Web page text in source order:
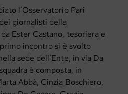
l’Osservatorio Pari
giornalisti della
Ester Castano, tesoriera e
incontro si è svolto
sede dell’Ente, in via Da
è composta, in
Abbà, Cinzia Boschiero,